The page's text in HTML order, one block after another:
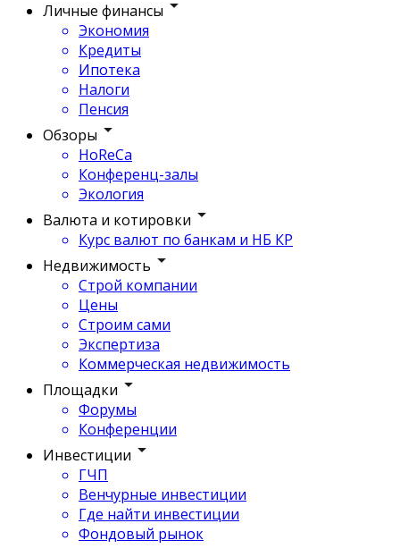
Личные финансы
Экономия
Кредиты
Ипотека
Налоги
Пенсия
Обзоры
HoReCa
Конференц-залы
Экология
Валюта и котировки
Курс валют по банкам и НБ КР
Недвижимость
Строй компании
Цены
Строим сами
Экспертиза
Коммерческая недвижимость
Площадки
Форумы
Конференции
Инвестиции
ГЧП
Венчурные инвестиции
Где найти инвестиции
Фондовый рынок